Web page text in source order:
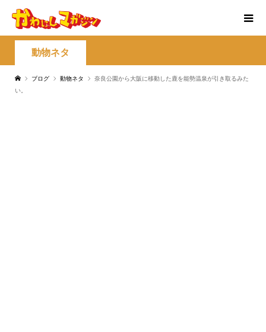
動物ネタ
ブログ 動物ネタ
奈良公園から大阪に移動した鹿を能勢温泉が引き取るみた
い。